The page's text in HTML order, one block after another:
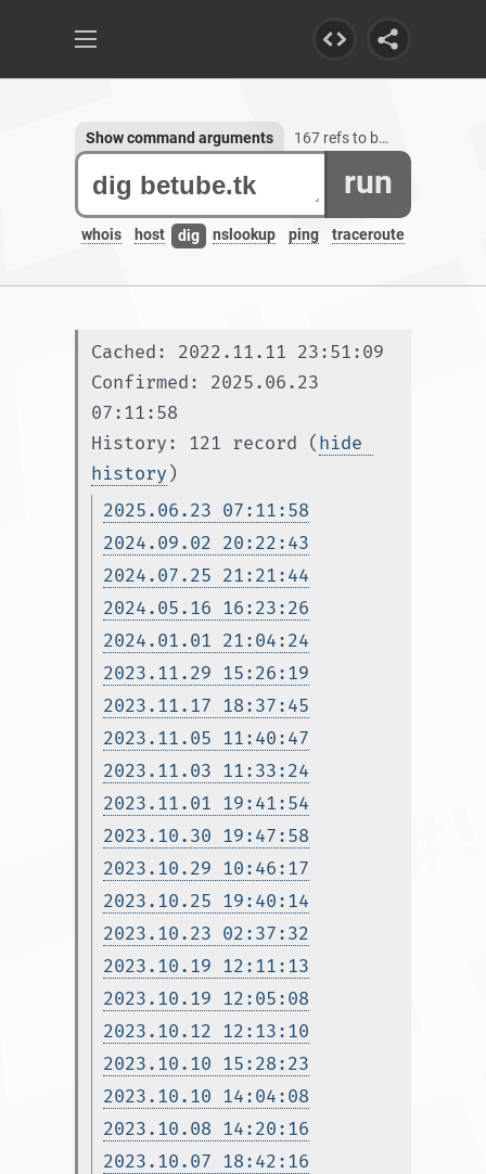
run
whois host dig nslookup ping traceroute
Show command arguments 167 refs to betube.tk, 1 subdomain
Cached: 2022.11.11 23:51:09
Confirmed: 2025.06.23
07:11:58
History: 121 record (hide
history )
2025.06.23 07:11:58
2024.09.02 20:22:43
2024.07.25 21:21:44
2024.05.16 16:23:26
2024.01.01 21:04:24
2023.11.29 15:26:19
2023.11.17 18:37:45
2023.11.05 11:40:47
2023.11.03 11:33:24
2023.11.01 19:41:54
2023.10.30 19:47:58
2023.10.29 10:46:17
2023.10.25 19:40:14
2023.10.23 02:37:32
2023.10.19 12:11:13
2023.10.19 12:05:08
2023.10.12 12:13:10
2023.10.10 15:28:23
2023.10.10 14:04:08
2023.10.08 14:20:16
2023.10.07 18:42:16